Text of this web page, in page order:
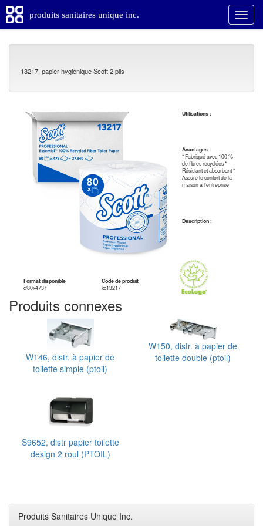
produits sanitaires unique inc.
13217, papier hygiénique Scott 2 plis
Format disponible
Code de produit
c/80x473 f
kc13217
Utilisations :
Avantages :
* Fabriqué avec 100 %
de fibres recyclées *
Résistant et absorbant *
Assure le confort de la
maison à l'entreprise
Description :
Produits connexes
W146, distr. à papier de
toilette simple (ptoil)
W150, distr. à papier de
toilette double (ptoil)
S9652, distr papier toilette
design 2 roul (PTOIL)
Produits Sanitaires Unique Inc.